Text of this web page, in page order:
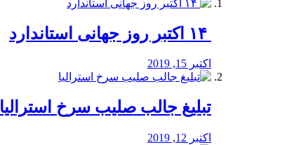
اکتبر 15, 2019
تبلیغ جالب صلیب سرخ استرالیا
اکتبر 12, 2019